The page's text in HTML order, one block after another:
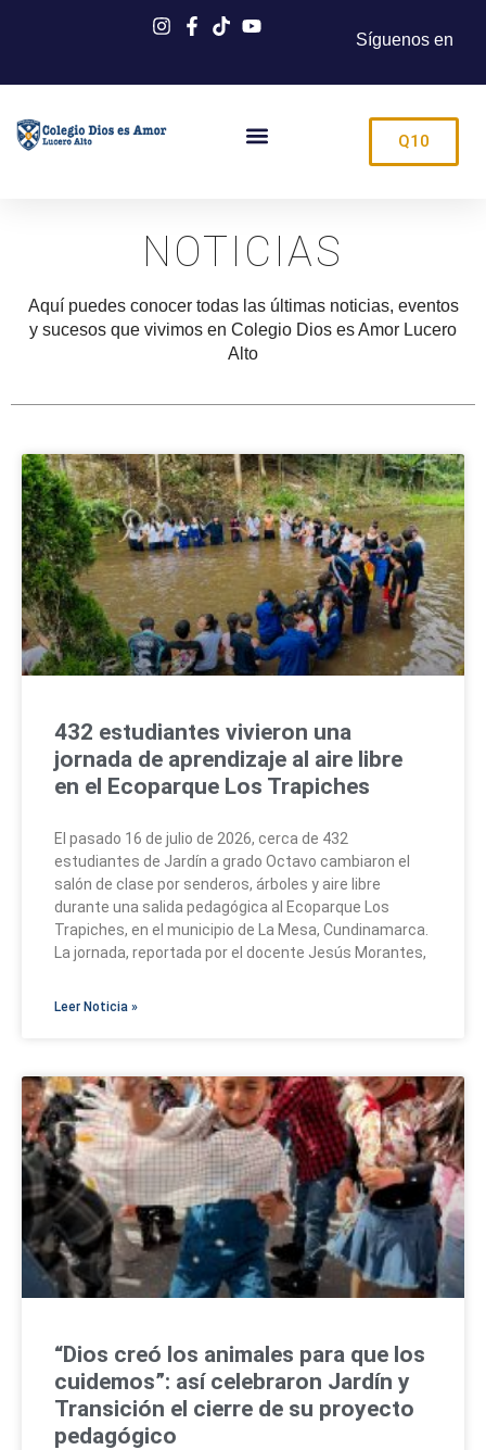
Síguenos en
Q10
NOTICIAS
Aquí puedes conocer todas las últimas noticias, eventos
y sucesos que vivimos en Colegio Dios es Amor Lucero
Alto
432 estudiantes vivieron una
jornada de aprendizaje al aire libre
en el Ecoparque Los Trapiches
El pasado 16 de julio de 2026, cerca de 432
estudiantes de Jardín a grado Octavo cambiaron el
salón de clase por senderos, árboles y aire libre
durante una salida pedagógica al Ecoparque Los
Trapiches, en el municipio de La Mesa, Cundinamarca.
La jornada, reportada por el docente Jesús Morantes,
Leer Noticia »
“Dios creó los animales para que los
cuidemos”: así celebraron Jardín y
Transición el cierre de su proyecto
pedagógico